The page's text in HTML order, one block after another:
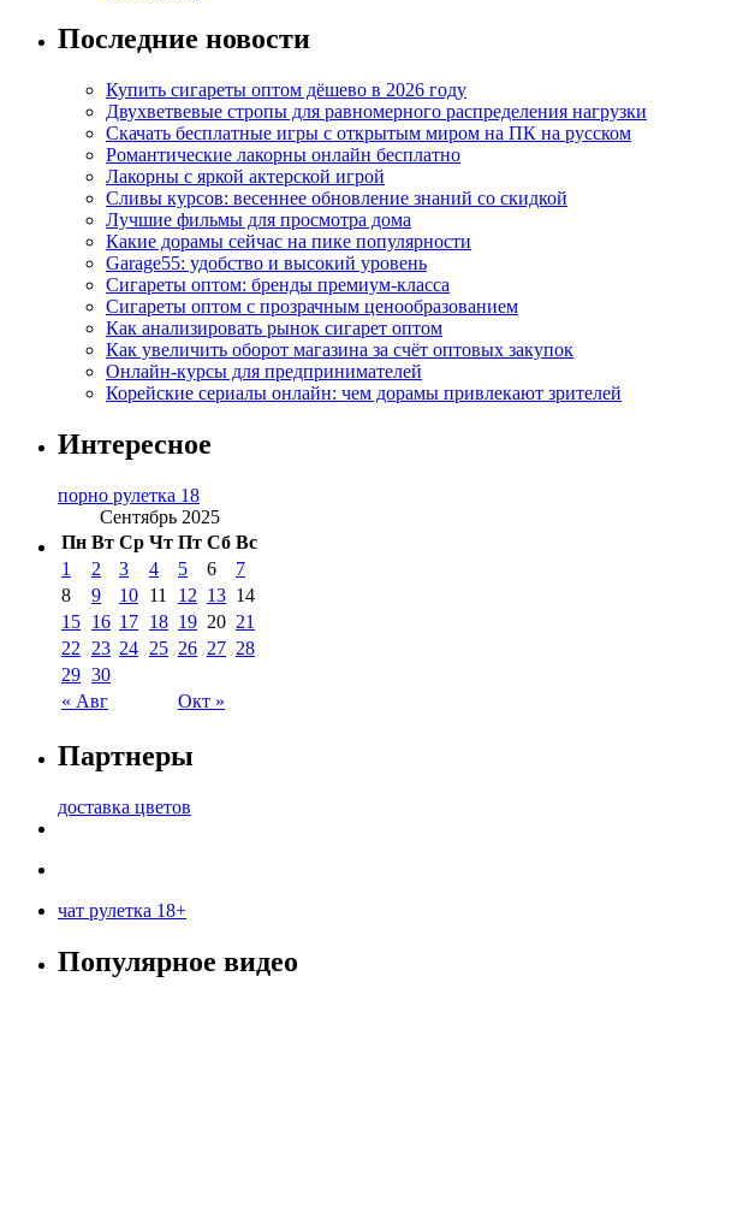
Последние новости
Купить сигареты оптом дёшево в 2026 году
Двухветвевые стропы для равномерного распределения нагрузки
Скачать бесплатные игры с открытым миром на ПК на русском
Романтические лакорны онлайн бесплатно
Лакорны с яркой актерской игрой
Сливы курсов: весеннее обновление знаний со скидкой
Лучшие фильмы для просмотра дома
Какие дорамы сейчас на пике популярности
Garage55: удобство и высокий уровень
Сигареты оптом: бренды премиум-класса
Сигареты оптом с прозрачным ценообразованием
Как анализировать рынок сигарет оптом
Как увеличить оборот магазина за счёт оптовых закупок
Онлайн-курсы для предпринимателей
Корейские сериалы онлайн: чем дорамы привлекают зрителей
Интересное
порно рулетка 18
Сентябрь 2025
Пн Вт Ср Чт Пт Сб Вс
« Авг Окт »
1 2 3 4 5 6
7
8
9 10 11 12 13 14
15 16 17 18 19 20 21
22
23 24 25 26 27 28
29 30
Партнеры
доставка цветов
чат рулетка 18+
Популярное видео